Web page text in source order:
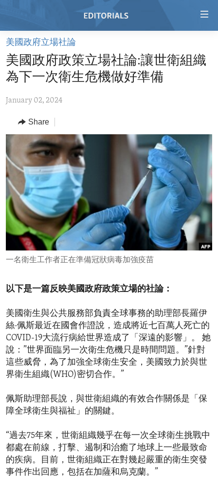
Skip
main
content
to
Navigation
Skip
to
Search
HOME
VIDEO
REGIONS
AFRICA
AMERICAS
ASIA
EUROPE
MIDDLE EAST
TOPICS
HUMAN RIGHTS
SECURITY AND DEFENSE
AID AND DEVELOPMENT
DEMOCRACY AND GOVERNANCE
ECONOMY AND TRADE
ENVIRONMENT AND HEALTH
IDEALS AND INSTITUTIONS
ARCHIVE
ABOUT US
FOLLOW US
美國政府立場社論
美國政府政策立場社論:讓世衛組織
為下一次衛生危機做好準備
January 02, 2024
Share
一名衛生工作者正在準備冠狀病毒加強疫苗
以下是一篇反映美國政府政策立場的社論：
美國衛生與公共服務部負責全球事務的助理部長羅伊
絲·佩斯最近在國會作證說，造成將近七百萬人死亡的
COVID-19大流行病給世界造成了「深遠的影響」。 她
說：”世界面臨另一次衛生危機只是時間問題。”針對
這些威脅，為了加強全球衛生安全，美國致力於與世
界衛生組織(WHO)密切合作。”
佩斯助理部長說，與世衛組織的有效合作關係是「保
障全球衛生與福祉」的關鍵。
“過去75年來，世衛組織幾乎在每一次全球衛生挑戰中
都處在前線，打擊、遏制和治癒了地球上一些最致命
的疾病。目前，世衛組織正在對幾起嚴重的衛生突發
事件作出回應，包括在加薩和烏克蘭。”